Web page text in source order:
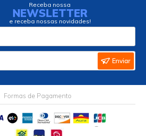
Receba nossa
NEWSLETTER
e receba nossas novidades!
Enviar
Formas de Pagamento